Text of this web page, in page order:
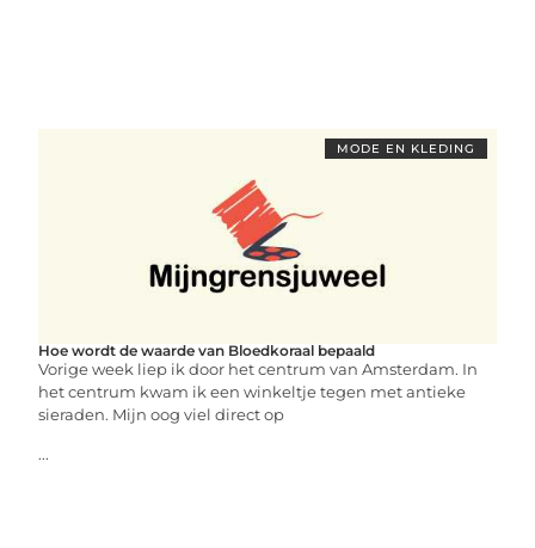
MODE EN KLEDING
Hoe wordt de waarde van Bloedkoraal bepaald
Vorige week liep ik door het centrum van Amsterdam. In
het centrum kwam ik een winkeltje tegen met antieke
sieraden. Mijn oog viel direct op
...